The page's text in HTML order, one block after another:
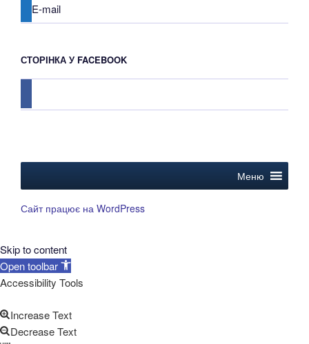
E-mail
СТОРІНКА У FACEBOOK
Меню
Сайт працює на WordPress
Skip to content
Open toolbar
Accessibility Tools
Increase Text
Decrease Text